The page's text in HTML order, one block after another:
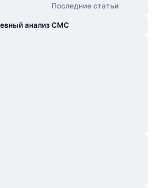
Последние статьи
анализ CMC